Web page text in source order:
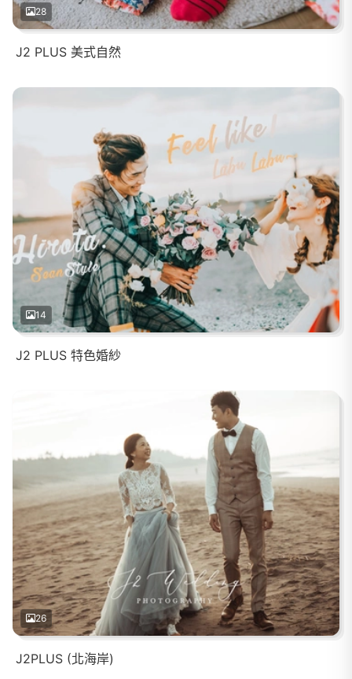
28
J2 PLUS 美式自然
14
J2 PLUS 特色婚紗
26
J2PLUS (北海岸)